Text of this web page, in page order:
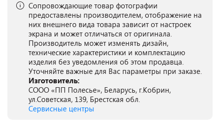
Сопровождающие товар фотографии
предоставлены производителем, отображение на
них внешнего вида товара зависит от настроек
экрана и может отличаться от оригинала.
Производитель может изменять дизайн,
технические характеристики и комплектацию
изделия без уведомления об этом продавца.
Уточняйте важные для Вас параметры при заказе.
Изготовитель:
СООО «ПП Полесье», Беларусь, г.Кобрин,
ул.Советская, 139, Брестская обл.
Сервисные центры